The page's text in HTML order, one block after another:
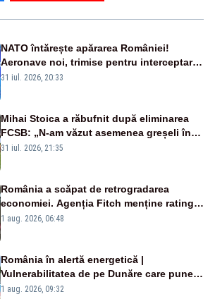
NATO întărește apărarea României!
Aeronave noi, trimise pentru interceptarea
și distrugerea dronelor
31 iul. 2026, 20:33
Mihai Stoica a răbufnit după eliminarea
FCSB: „N-am văzut asemenea greșeli în
190 de meciuri europene”
31 iul. 2026, 21:35
România a scăpat de retrogradarea
economiei. Agenția Fitch menține ratingul
„BBB-” cu perspectivă negativă
1 aug. 2026, 06:48
România în alertă energetică |
Vulnerabilitatea de pe Dunăre care pune
în pericol Centrala Cernavodă era
1 aug. 2026, 09:32